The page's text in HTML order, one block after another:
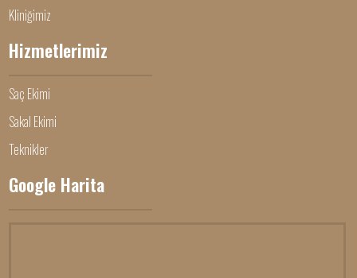
Kliniğimiz
Hizmetlerimiz
Saç Ekimi
Sakal Ekimi
Teknikler
Google Harita